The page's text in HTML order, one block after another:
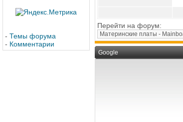
- Темы форума
- Комментарии
Перейти на форум:
Google